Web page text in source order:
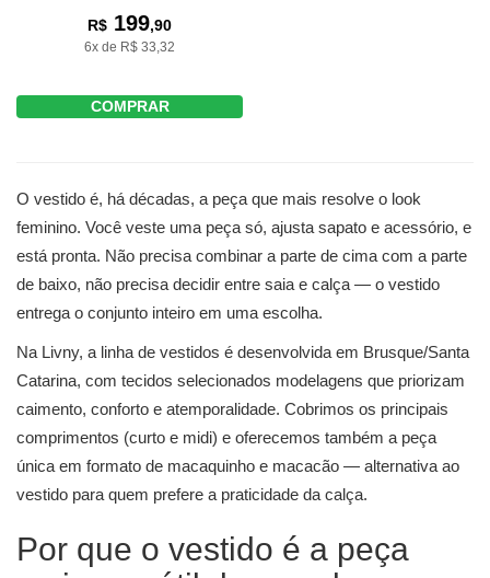
R$ 199,90
6x de R$ 33,32
COMPRAR
O vestido é, há décadas, a peça que mais resolve o look
feminino. Você veste uma peça só, ajusta sapato e acessório, e
está pronta. Não precisa combinar a parte de cima com a parte
de baixo, não precisa decidir entre saia e calça — o vestido
entrega o conjunto inteiro em uma escolha.
Na Livny, a linha de vestidos é desenvolvida em Brusque/Santa
Catarina, com tecidos selecionados modelagens que priorizam
caimento, conforto e atemporalidade. Cobrimos os principais
comprimentos (curto e midi) e oferecemos também a peça
única em formato de macaquinho e macacão — alternativa ao
vestido para quem prefere a praticidade da calça.
Por que o vestido é a peça